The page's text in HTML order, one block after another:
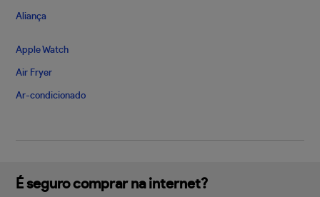
Aliança
Apple Watch
Air Fryer
Ar-condicionado
É seguro comprar na internet?